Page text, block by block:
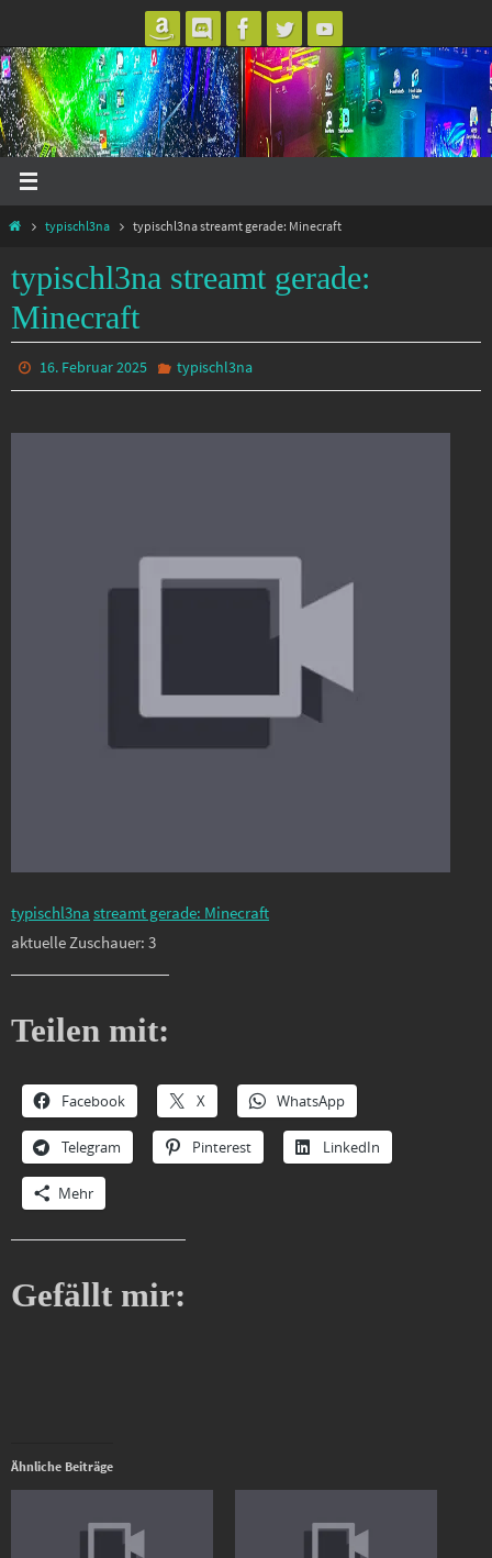
Inhalt
springen
Starttypischl3na typischl3na streamt gerade: Minecraft
typischl3na streamt gerade:
Minecraft
16. Februar 2025 typischl3na
typischl3na streamt gerade: Minecraft
aktuelle Zuschauer: 3
Teilen mit:
Facebook X WhatsApp
Telegram Pinterest LinkedIn
Mehr
Gefällt mir:
Ähnliche Beiträge